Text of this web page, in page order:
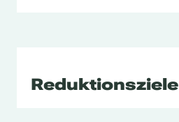
Reduktionsziele